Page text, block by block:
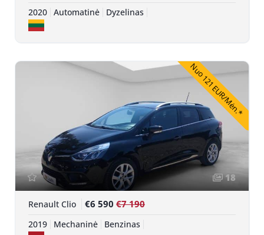
2020 Automatinė Dyzelinas
Nuo 121 EUR/Mėn.*
18
Renault Clio €6 590 €7 190
2019 Mechaninė Benzinas